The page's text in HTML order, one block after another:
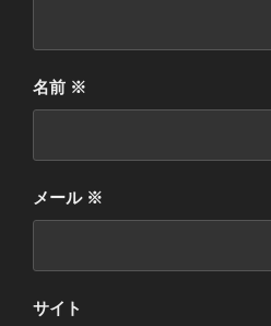
名前 ※
メール ※
サイト